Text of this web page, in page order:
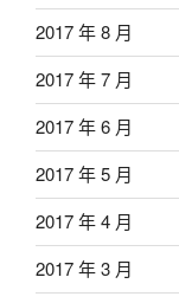
2017 年 8 月
2017 年 7 月
2017 年 6 月
2017 年 5 月
2017 年 4 月
2017 年 3 月